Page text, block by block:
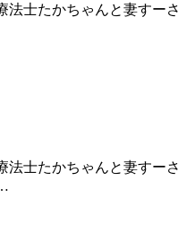
法士たかちゃんと妻すーさ
法士たかちゃんと妻すーさ